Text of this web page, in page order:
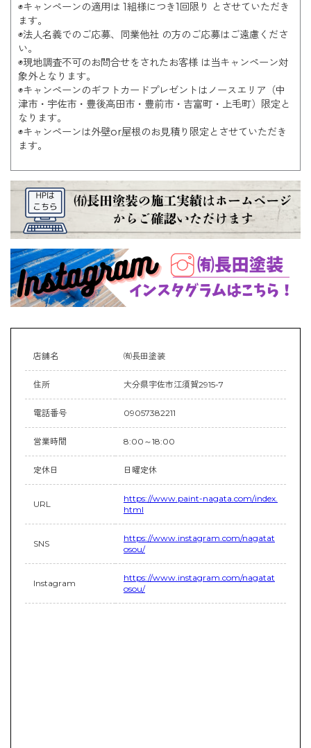
◉キャンペーンの適用は 1組様につき1回限り とさせていただき
ます。
◉法人名義でのご応募、同業他社 の方のご応募はご遠慮くださ
い。
◉現地調査不可のお問合せをされたお客様 は当キャンペーン対
象外となります。
◉キャンペーンのギフトカードプレゼントはノースエリア（中
津市・宇佐市・豊後高田市・豊前市・吉富町・上毛町）限定と
なります。
◉キャンペーンは外壁or屋根のお見積り限定とさせていただき
ます。
店舗名 ㈲長田塗装
住所 大分県宇佐市江須賀2915-7
電話番号 09057382211
営業時間 8:00～18:00
定休日 日曜定休
URL
https://www.paint-nagata.com/index.
html
SNS
https://www.instagram.com/nagatat
osou/
Instagram
https://www.instagram.com/nagatat
osou/